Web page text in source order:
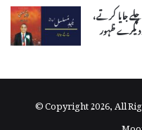
جایا کرتے،
دیگرے ظہور
© Copyright 2026, All